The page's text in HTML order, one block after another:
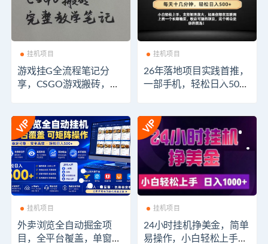
挂机项目
游戏挂G全流程笔记分
享，CSGO游戏搬砖，小
挂机项目
26年落地项目实践首推，
一部手机，轻松日入500
挂机项目
外卖浏览全自动掘金项
目，全平台覆盖，单窗口
挂机项目
24小时挂机挣美金，简单
易操作，小白轻松上手，